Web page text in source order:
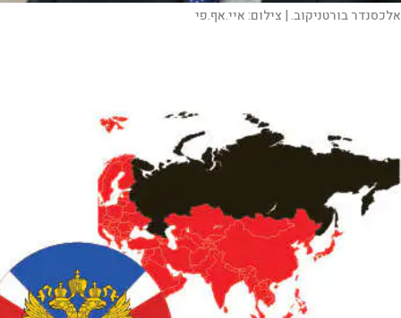
אלכסנדר בורטניקוב. | צילום:איי.אף.פי